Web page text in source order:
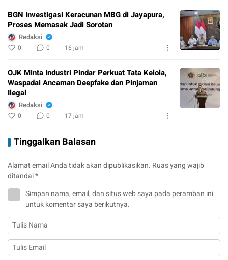
BGN Investigasi Keracunan MBG di Jayapura,
Proses Memasak Jadi Sorotan
Redaksi
0 0 16 jam
OJK Minta Industri Pindar Perkuat Tata Kelola,
Waspadai Ancaman Deepfake dan Pinjaman
Ilegal
Redaksi
0 0 17 jam
Tinggalkan Balasan
Alamat email Anda tidak akan dipublikasikan. Ruas yang wajib
ditandai*
Simpan nama, email, dan situs web saya pada peramban ini
untuk komentar saya berikutnya.